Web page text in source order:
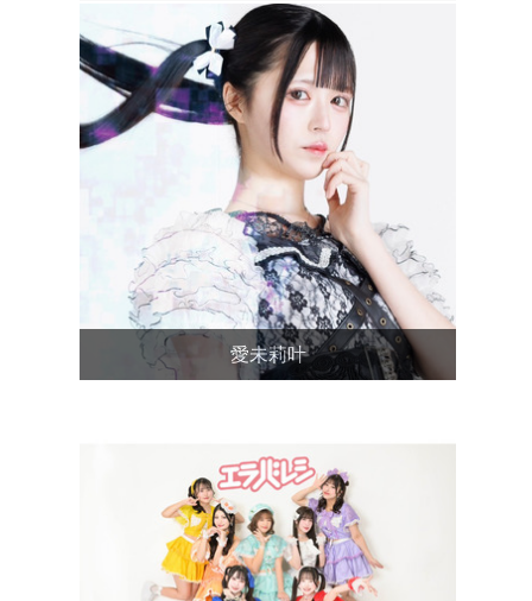
愛未莉叶